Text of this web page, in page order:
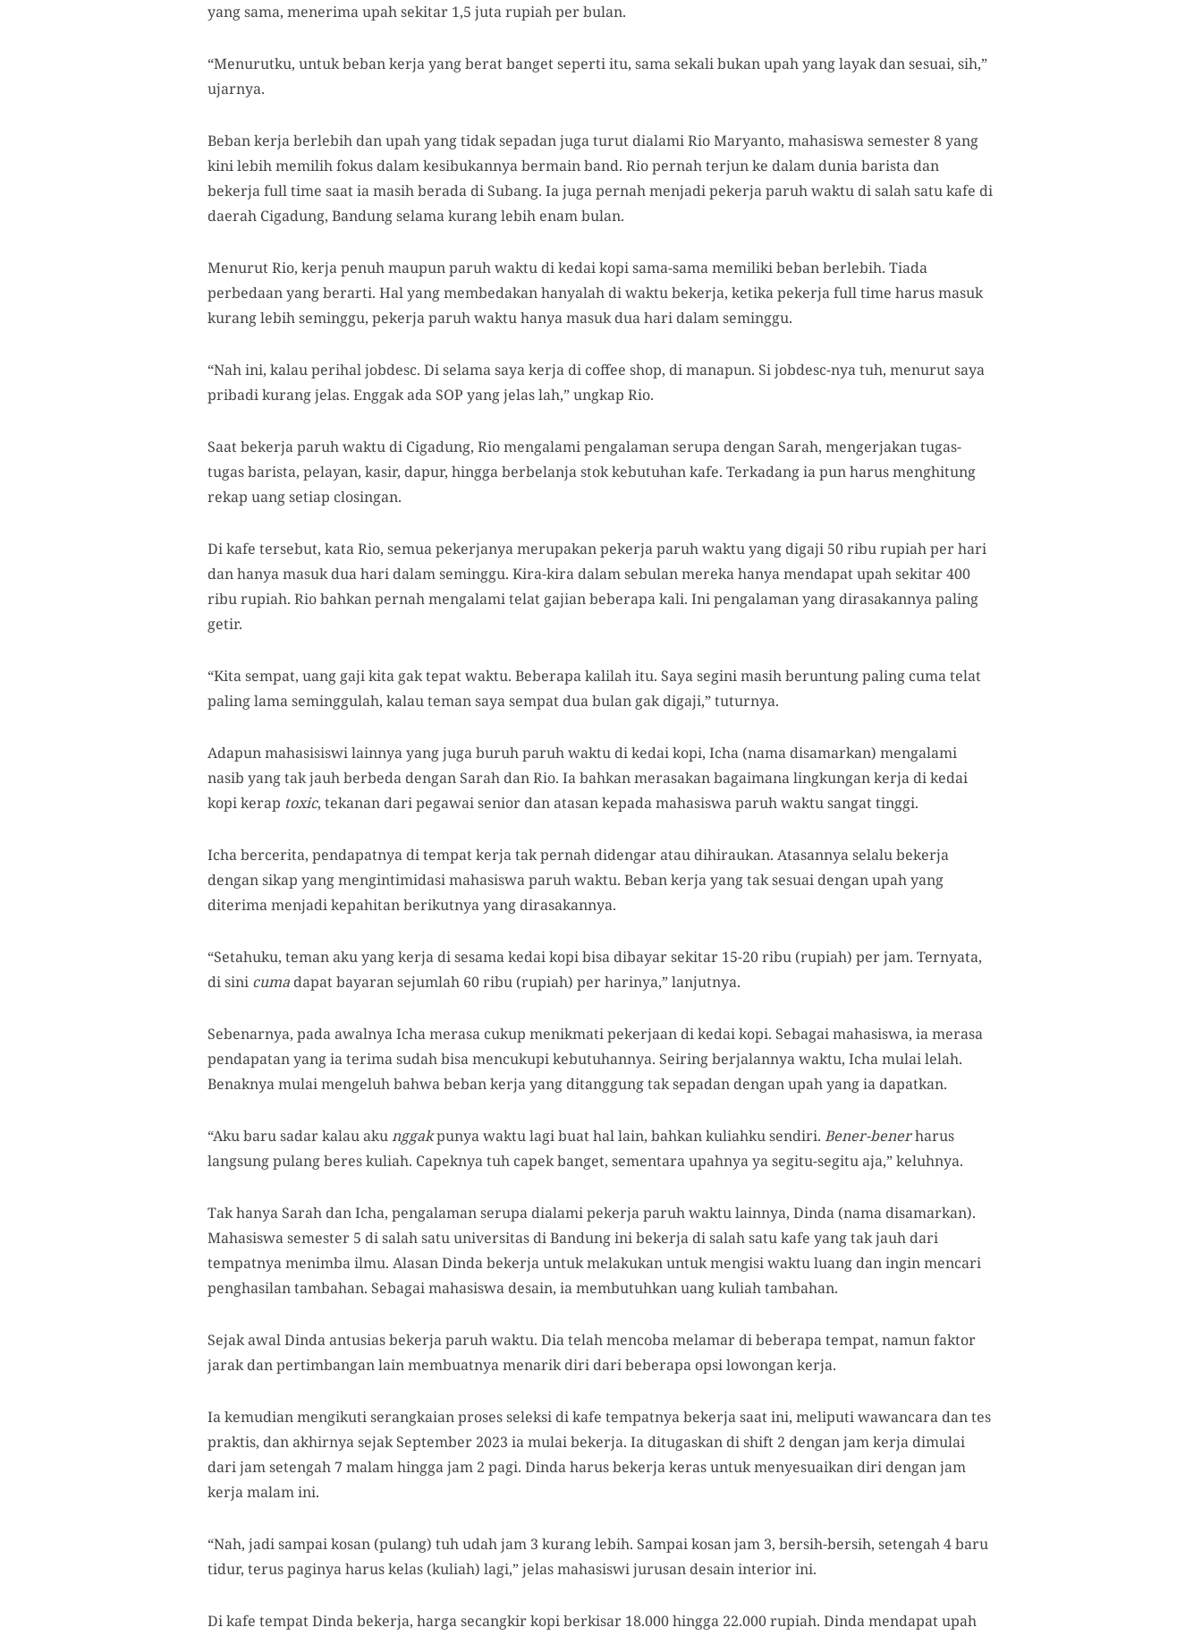
yang sama, menerima upah sekitar 1,5 juta rupiah per bulan.
“Menurutku, untuk beban kerja yang berat banget seperti itu, sama sekali bukan upah yang layak dan sesuai, sih,”
ujarnya.
Beban kerja berlebih dan upah yang tidak sepadan juga turut dialami Rio Maryanto, mahasiswa semester 8 yang
kini lebih memilih fokus dalam kesibukannya bermain band. Rio pernah terjun ke dalam dunia barista dan
bekerja full time saat ia masih berada di Subang. Ia juga pernah menjadi pekerja paruh waktu di salah satu kafe di
daerah Cigadung, Bandung selama kurang lebih enam bulan.
Menurut Rio, kerja penuh maupun paruh waktu di kedai kopi sama-sama memiliki beban berlebih. Tiada
perbedaan yang berarti. Hal yang membedakan hanyalah di waktu bekerja, ketika pekerja full time harus masuk
kurang lebih seminggu, pekerja paruh waktu hanya masuk dua hari dalam seminggu.
“Nah ini, kalau perihal jobdesc. Di selama saya kerja di coffee shop, di manapun. Si jobdesc-nya tuh, menurut saya
pribadi kurang jelas. Enggak ada SOP yang jelas lah,” ungkap Rio.
Saat bekerja paruh waktu di Cigadung, Rio mengalami pengalaman serupa dengan Sarah, mengerjakan tugas-
tugas barista, pelayan, kasir, dapur, hingga berbelanja stok kebutuhan kafe. Terkadang ia pun harus menghitung
rekap uang setiap closingan.
Di kafe tersebut, kata Rio, semua pekerjanya merupakan pekerja paruh waktu yang digaji 50 ribu rupiah per hari
dan hanya masuk dua hari dalam seminggu. Kira-kira dalam sebulan mereka hanya mendapat upah sekitar 400
ribu rupiah. Rio bahkan pernah mengalami telat gajian beberapa kali. Ini pengalaman yang dirasakannya paling
getir.
“Kita sempat, uang gaji kita gak tepat waktu. Beberapa kalilah itu. Saya segini masih beruntung paling cuma telat
paling lama seminggulah, kalau teman saya sempat dua bulan gak digaji,” tuturnya.
Adapun mahasisiswi lainnya yang juga buruh paruh waktu di kedai kopi, Icha (nama disamarkan) mengalami
nasib yang tak jauh berbeda dengan Sarah dan Rio. Ia bahkan merasakan bagaimana lingkungan kerja di kedai
kopi kerap toxic, tekanan dari pegawai senior dan atasan kepada mahasiswa paruh waktu sangat tinggi.
Icha bercerita, pendapatnya di tempat kerja tak pernah didengar atau dihiraukan. Atasannya selalu bekerja
dengan sikap yang mengintimidasi mahasiswa paruh waktu. Beban kerja yang tak sesuai dengan upah yang
diterima menjadi kepahitan berikutnya yang dirasakannya.
“Setahuku, teman aku yang kerja di sesama kedai kopi bisa dibayar sekitar 15-20 ribu (rupiah) per jam. Ternyata,
di sini cuma dapat bayaran sejumlah 60 ribu (rupiah) per harinya,” lanjutnya.
Sebenarnya, pada awalnya Icha merasa cukup menikmati pekerjaan di kedai kopi. Sebagai mahasiswa, ia merasa
pendapatan yang ia terima sudah bisa mencukupi kebutuhannya. Seiring berjalannya waktu, Icha mulai lelah.
Benaknya mulai mengeluh bahwa beban kerja yang ditanggung tak sepadan dengan upah yang ia dapatkan.
“Aku baru sadar kalau akunggakpunya waktu lagi buat hal lain, bahkan kuliahku sendiri. Bener-benerharus
langsung pulang beres kuliah. Capeknya tuh capek banget, sementara upahnya ya segitu-segitu aja,” keluhnya.
Tak hanya Sarah dan Icha, pengalaman serupa dialami pekerja paruh waktu lainnya, Dinda (nama disamarkan).
Mahasiswa semester 5 di salah satu universitas di Bandung ini bekerja di salah satu kafe yang tak jauh dari
tempatnya menimba ilmu. Alasan Dinda bekerja untuk melakukan untuk mengisi waktu luang dan ingin mencari
penghasilan tambahan. Sebagai mahasiswa desain, ia membutuhkan uang kuliah tambahan.
Sejak awal Dinda antusias bekerja paruh waktu. Dia telah mencoba melamar di beberapa tempat, namun faktor
jarak dan pertimbangan lain membuatnya menarik diri dari beberapa opsi lowongan kerja.
Ia kemudian mengikuti serangkaian proses seleksi di kafe tempatnya bekerja saat ini, meliputi wawancara dan tes
praktis, dan akhirnya sejak September 2023 ia mulai bekerja. Ia ditugaskan di shift 2 dengan jam kerja dimulai
dari jam setengah 7 malam hingga jam 2 pagi. Dinda harus bekerja keras untuk menyesuaikan diri dengan jam
kerja malam ini.
“Nah, jadi sampai kosan (pulang) tuh udah jam 3 kurang lebih. Sampai kosan jam 3, bersih-bersih, setengah 4 baru
tidur, terus paginya harus kelas (kuliah) lagi,” jelas mahasiswi jurusan desain interior ini.
Di kafe tempat Dinda bekerja, harga secangkir kopi berkisar 18.000 hingga 22.000 rupiah. Dinda mendapat upah